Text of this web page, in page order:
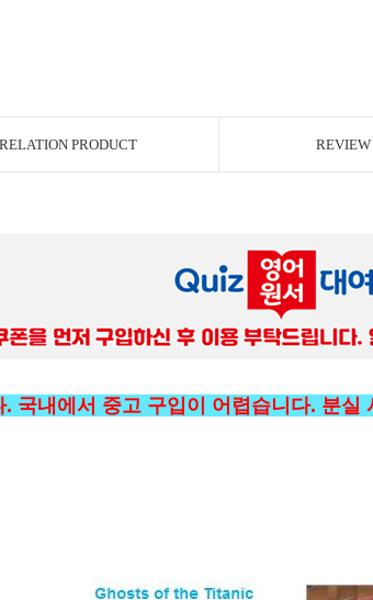
RELATION PRODUCT
국내에서 중고 구입이 어렵습니다. 분